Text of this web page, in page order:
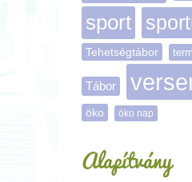
sport
Tehetségtábor
Tábor
öko öko nap
Alapítvány